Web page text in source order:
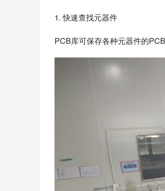
1. 快速查找元器件
PCB库可保存各种元器件的